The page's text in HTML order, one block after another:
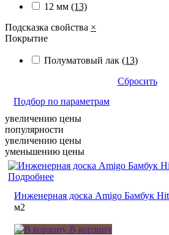
12 мм (13)
Подсказка свойства ×
Покрытие
Полуматовый лак (13)
Сбросить
Подбор по параметрам
увеличению цены
популярности
увеличению цены
уменьшению цены
Подробнее
Инженерная доска Amigo Бамбук
м2
В корзину